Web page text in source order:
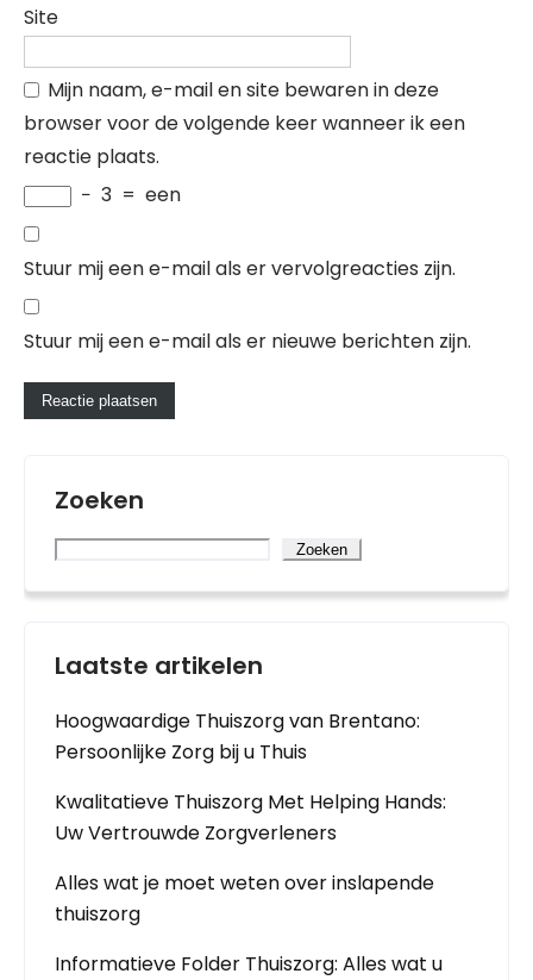
Site
Mijn naam, e-mail en site bewaren in deze
browser voor de volgende keer wanneer ik een
reactie plaats.
− 3 = een
Stuur mij een e-mail als er vervolgreacties zijn.
Stuur mij een e-mail als er nieuwe berichten zijn.
Zoeken
Zoeken
Laatste artikelen
Hoogwaardige Thuiszorg van Brentano:
Persoonlijke Zorg bij u Thuis
Kwalitatieve Thuiszorg Met Helping Hands:
Uw Vertrouwde Zorgverleners
Alles wat je moet weten over inslapende
thuiszorg
Informatieve Folder Thuiszorg: Alles wat u